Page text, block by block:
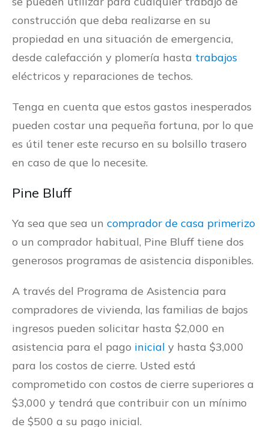
construcción que deba realizarse en su
propiedad en una situación de emergencia,
desde calefacción y plomería hasta trabajos
eléctricos y reparaciones de techos.
Tenga en cuenta que estos gastos inesperados
pueden costar una pequeña fortuna, por lo que
es útil tener este recurso en su bolsillo trasero
en caso de que lo necesite.
Pine Bluff
Ya sea que sea un comprador de casa primerizo
o un comprador habitual, Pine Bluff tiene dos
generosos programas de asistencia disponibles.
A través del Programa de Asistencia para
compradores de vivienda, las familias de bajos
ingresos pueden solicitar hasta $2,000 en
asistencia para el pago inicial y hasta $3,000
para los costos de cierre. Usted está
comprometido con costos de cierre superiores a
$3,000 y tendrá que contribuir con un mínimo
de $500 a su pago inicial.